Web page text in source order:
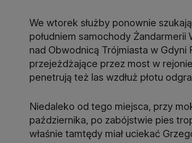
We wtorek służby ponownie
południem samochody
nad Obwodnicą Trójmiasta w
przejeżdżające przez most w
penetrują też las wzdłuż płotu
Niedaleko od tego miejsca, przy
października, po zabójstwie pies
właśnie tamtędy miał uciekać